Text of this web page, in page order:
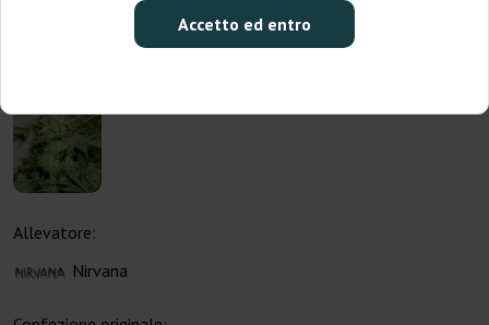
Accetto ed entro
Allevatore:
Nirvana